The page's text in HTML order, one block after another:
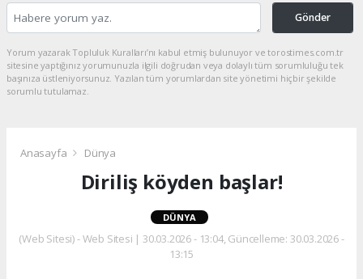
Gönder
Yorum yazarak Topluluk Kuralları’nı kabul etmiş bulunuyor ve torostimes.com.tr
sitesine yaptığınız yorumunuzla ilgili doğrudan veya dolaylı tüm sorumluluğu tek
başınıza üstleniyorsunuz. Yazılan tüm yorumlardan site yönetimi hiçbir şekilde
sorumlu tutulamaz.
Anasayfa Dünya
Diriliş köyden başlar!
DÜNYA
(Web Sitesi) - Web Sitesi | 30.03.2026 - 13:04, Güncelleme: 30.03.2026 -
13:15